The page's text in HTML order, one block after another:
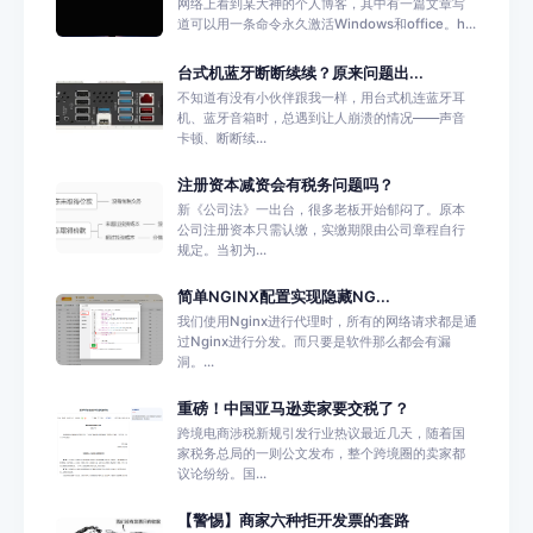
网络上看到某大神的个人博客，其中有一篇文章写
道可以用一条命令永久激活Windows和office。h...
台式机蓝牙断断续续？原来问题出...
不知道有没有小伙伴跟我一样，用台式机连蓝牙耳
机、蓝牙音箱时，总遇到让人崩溃的情况——声音
卡顿、断断续...
注册资本减资会有税务问题吗？
新《公司法》一出台，很多老板开始郁闷了。原本
公司注册资本只需认缴，实缴期限由公司章程自行
规定。当初为...
简单NGINX配置实现隐藏NG...
我们使用Nginx进行代理时，所有的网络请求都是通
过Nginx进行分发。而只要是软件那么都会有漏
洞。...
重磅！中国亚马逊卖家要交税了？
跨境电商涉税新规引发行业热议最近几天，随着国
家税务总局的一则公文发布，整个跨境圈的卖家都
议论纷纷。国...
【警惕】商家六种拒开发票的套路